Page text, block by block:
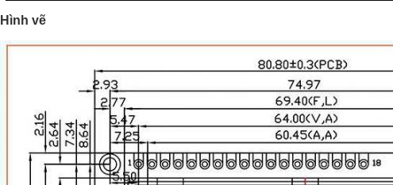
Hình vẽ